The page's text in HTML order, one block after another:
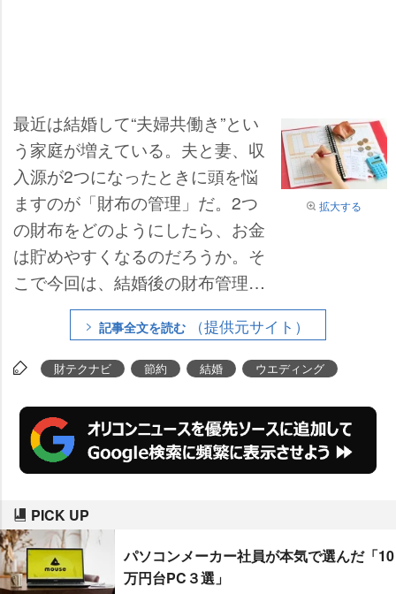
拡大する
最近は結婚して“夫婦共働き”とい
う家庭が増えている。夫と妻、収
入源が2つになったときに頭を悩
ますのが「財布の管理」だ。2つ
の財布をどのようにしたら、お金
は貯めやすくなるのだろうか。そ
こで今回は、結婚後の財布管理に
ついてお伝えしよう。
記事全文を読む （提供元サイト）
財テクナビ 節約 結婚 ウエディング
PICK UP
パソコンメーカー社員が本気で選んだ「10
万円台PC３選」